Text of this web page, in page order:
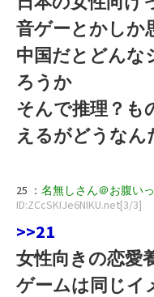
音ゲーとかしか
中国だとどんな
ろうか
そんで推理？も
えるがどうなん
25 ： 名無しさん＠お腹いっ
ID:ZCcSKIJe6NIKU.net[3/3]
>>21
女性向きの恋
ゲームは同じイ